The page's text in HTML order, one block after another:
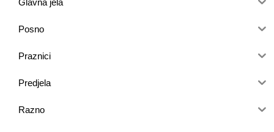
Glavna jela
Posno
Praznici
Predjela
Razno